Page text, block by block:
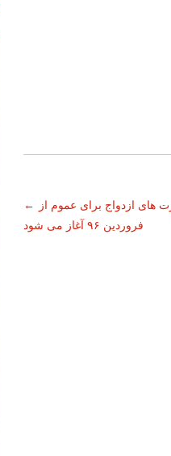
←
مهارت های ازدواج برای عموم از
فروردین ۹۶ آغاز می شود